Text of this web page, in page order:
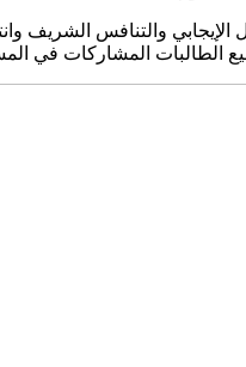
وانتهت بفوز طالبات مدرسة
الطالبات المشاركات في